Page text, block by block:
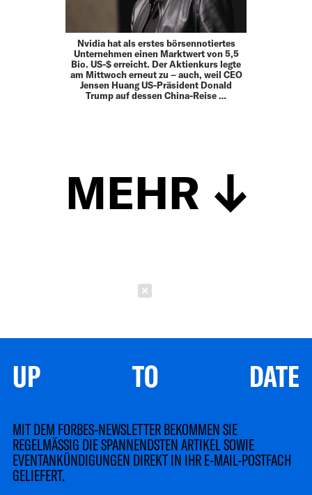
Nvidia hat als erstes börsennotiertes
Unternehmen einen Marktwert von 5,5
Bio. US-$ erreicht. Der Aktienkurs legte
am Mittwoch erneut zu – auch, weil CEO
Jensen Huang US-Präsident Donald
Trump auf dessen China-Reise …
MEHR
UP TO DATE
MIT DEM FORBES-NEWSLETTER BEKOMMEN SIE
REGELMÄSSIG DIE SPANNENDSTEN ARTIKEL SOWIE
EVENTANKÜNDIGUNGEN DIREKT IN IHR E-MAIL-POSTFACH
GELIEFERT.